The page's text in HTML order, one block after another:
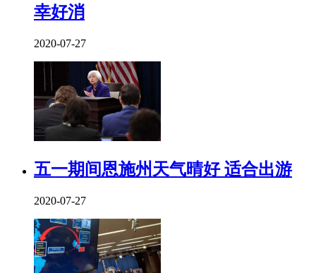
幸好消
2020-07-27
五一期间恩施州天气晴好 适合出游
2020-07-27